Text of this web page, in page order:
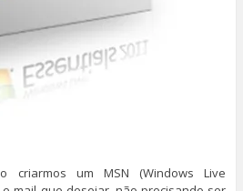
criarmos um MSN (Windows Live